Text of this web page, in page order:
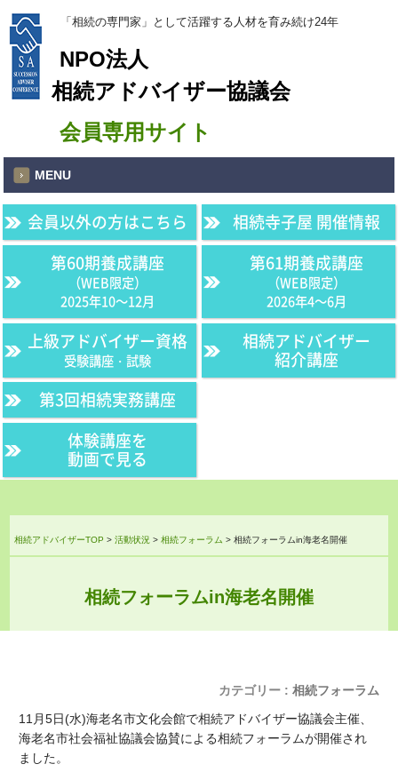
「相続の専門家」として活躍する人材を育み続け24年
NPO法人
相続アドバイザー協議会
会員専用サイト
MENU
会員以外の方はこちら
相続寺子屋 開催情報
第60期養成講座
（WEB限定）
2025年10〜12月
第61期養成講座
（WEB限定）
2026年4〜6月
上級アドバイザー資格
受験講座・試験
第3回相続実務講座
相続アドバイザー
紹介講座
体験講座を
動画で見る
相続アドバイザーTOP >活動状況 >相続フォーラム >相続フォーラムin海老名開催
相続フォーラムin海老名開催
カテゴリー : 相続フォーラム
11月5日(水)海老名市文化会館で相続アドバイザー協議会主催、
海老名市社会福祉協議会協賛による相続フォーラムが開催され
ました。